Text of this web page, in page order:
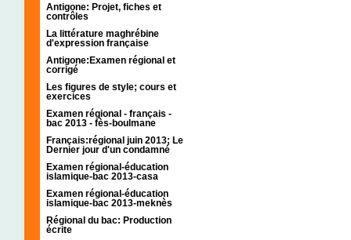
Antigone: Projet, fiches et
contrôles
La littérature maghrébine
d'expression française
Antigone:Examen régional et
corrigé
Les figures de style; cours et
exercices
Examen régional - français -
bac 2013 - fès-boulmane
Français:régional juin 2013; Le
Dernier jour d'un condamné
Examen régional-éducation
islamique-bac 2013-casa
Examen régional-éducation
islamique-bac 2013-meknès
Régional du bac: Production
écrite